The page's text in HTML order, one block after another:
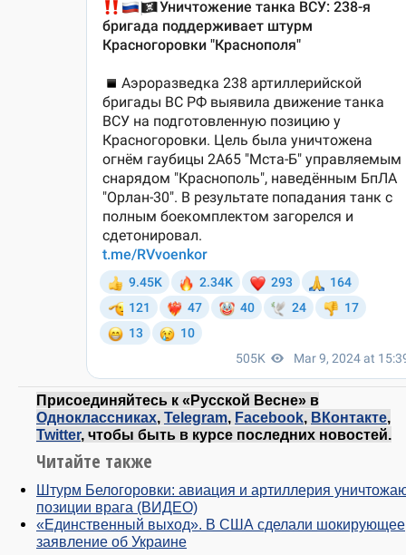
Присоединяйтесь к «Русской Весне» в
Одноклассниках, Telegram, Facebook, ВКонтакте,
Twitter, чтобы быть в курсе последних новостей.
Читайте также
Штурм Белогоровки: авиация и артиллерия
позиции врага (ВИДЕО)
«Единственный выход». В США сделали шокирующее
заявление об Украине